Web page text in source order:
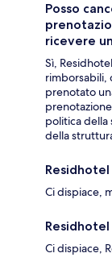
Posso
ricevere
Sì,
rimborsabili,
prenotato
politica della
della
Ci dispiace,
Ci dispiace,